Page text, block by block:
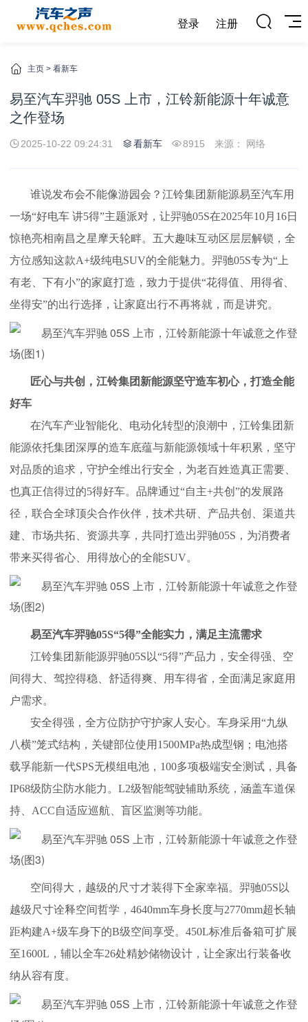
登录 注册
主页 > 看新车
易至汽车羿驰 05S 上市，江铃新能源十年诚意
之作登场
2025-10-22 09:24:31 看新车 8915 来源： 网络
谁说发布会不能像游园会？江铃集团 新能源易至汽车用
一场“好电车 讲5得”主题派对，让羿驰05S在2025年10月16日
惊艳亮相南昌之星摩天轮畔。五大趣味互动区层层解锁，全
方位感知这款A+级纯电SUV的全能魅力。羿驰05S专为“上
有老、下有小”的家庭打造，致力于提供“花得值、用得省、
坐得安”的出行选择，让家庭出行不再将就，而是讲究。
匠心与共创，江铃集团新能源坚守造车初心，打造全能
好车
在汽车产业智能化、电动化转型的浪潮中，江铃集团新
能源依托集团深厚的造车底蕴与新能源领域十年积累，坚守
对品质的追求，守护全维出行安全，为老百姓造真正需要、
也真正信得过的5得好车。品牌通过“自主+共创”的发展路
径，联合全球顶尖合作伙伴，技术共研、产品共创、渠道共
建、市场共拓、资源共享，共同打造出羿驰05S，为消费者
带来买得省心、用得放心的全能SUV。
易至汽车羿驰05S“5得”全能实力，满足主流需求
江铃集团新能源羿驰05S以“5得”产品力，安全得强、空
间得大、驾控得稳、舒适得爽、用车得省，全面满足家庭用
户需求。
安全得强，全方位防护守护家人安心。车身采用“九纵
八横”笼式结构，关键部位使用1500MPa热成型钢；电池搭
载孚能新一代SPS无模组电池，100多项极端安全测试，具备
IP68级防尘防水能力。L2级智能驾驶辅助系统，涵盖车道保
持、ACC自适应巡航、盲区监测等功能。
空间得大，越级的尺寸才装得下全家幸福。羿驰05S以
越级尺寸诠释空间哲学，4640mm车身长度与2770mm超长轴
距构建A+级车身下的B级空间享受。450L标准后备箱可扩展
至1600L，辅以全车26处精妙储物设计，让全家出行装备收
纳从容有度。